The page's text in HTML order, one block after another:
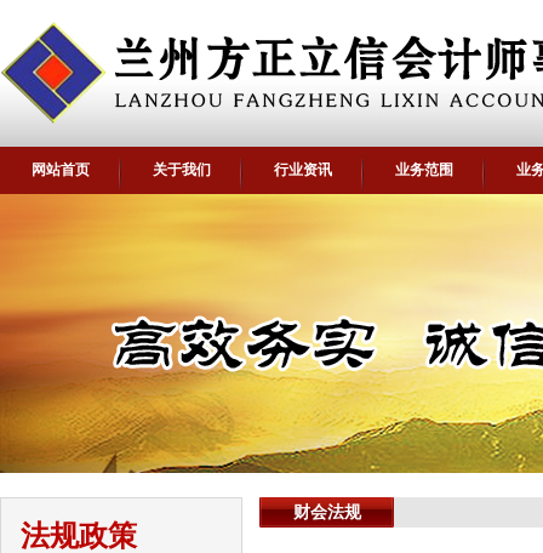
网站首页 关于我们 行业资讯 业务范围 业
法规政策
财会法规